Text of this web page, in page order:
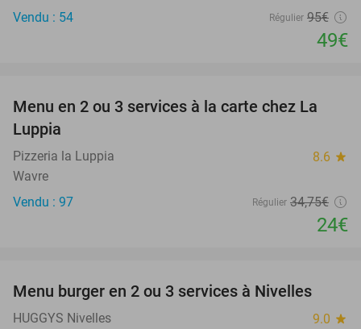
Vendu : 54
Régulier 95€
49€
31%
Menu en 2 ou 3 services à la carte chez La
Luppia
Pizzeria la Luppia 8.6 star
Wavre
Vendu : 97
Régulier 34,75€
24€
29%
Menu burger en 2 ou 3 services à Nivelles
HUGGYS Nivelles 9.0 star